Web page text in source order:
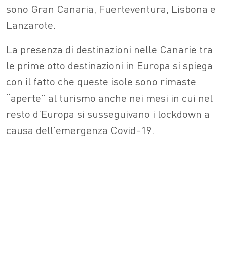
sono Gran Canaria, Fuerteventura, Lisbona e
Lanzarote.
La presenza di destinazioni nelle Canarie tra
le prime otto destinazioni in Europa si spiega
con il fatto che queste isole sono rimaste
“aperte” al turismo anche nei mesi in cui nel
resto d’Europa si susseguivano i lockdown a
causa dell’emergenza Covid-19.